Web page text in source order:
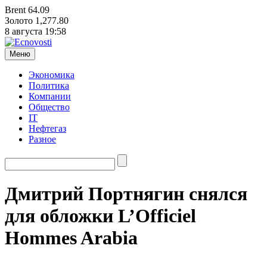
Brent 64.09
Золото 1,277.80
8 августа 19:58
Меню
Экономика
Политика
Компании
Общество
IT
Нефтегаз
Разное
Дмитрий Портнягин снялся
для обложки L’Officiel
Hommes Arabia